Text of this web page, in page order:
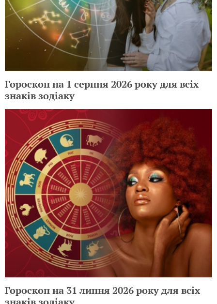
Гороскоп на 1 серпня 2026 року для всіх
знаків зодіаку
Гороскоп на 31 липня 2026 року для всіх